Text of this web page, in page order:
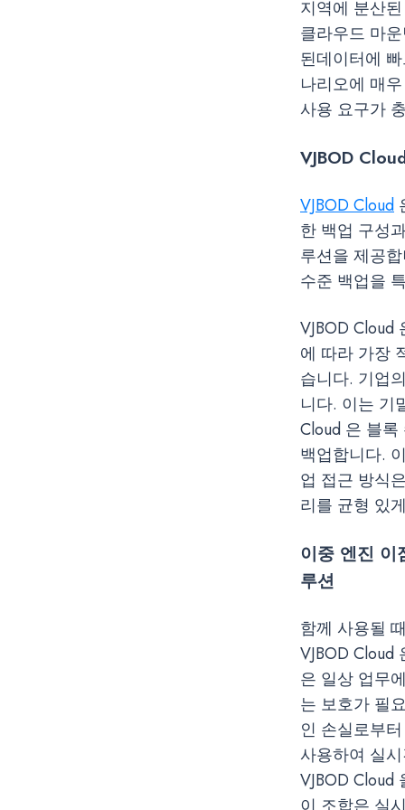
지역에 분산
클라우드 마
된데이터에
나리오에 매
사용 요구가
VJBOD
VJBOD Cloud
한 백업 구성
루션을 제공
수준 백업을
VJBOD
에 따라 가장
습니다. 기업
니다. 이는 기
Cloud 은 블
백업합니다.
업 접근 방식
리를 균형 있
이중 엔진 이
루션
함께 사용될
VJBOD
은 일상 업무
는 보호가 필
인 손실로부
사용하여 실
VJBOD